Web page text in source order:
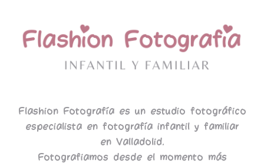
Flashion Fotografía es un estudio fotográfico
especialista en fotografía infantil y familiar
en Valladolid.
Fotografiamos desde el momento más